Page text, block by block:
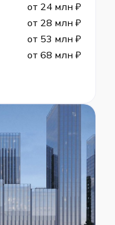
от 24 млн ₽
от 28 млн ₽
от 53 млн ₽
от 68 млн ₽